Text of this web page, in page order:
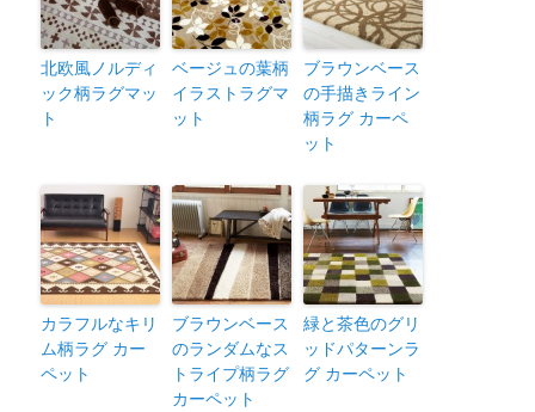
北欧風ノルディ
ック柄ラグマッ
ト
ベージュの葉柄
イラストラグマ
ット
ブラウンベース
の手描きライン
柄ラグ カーペ
ット
カラフルなキリ
ム柄ラグ カー
ペット
ブラウンベース
のランダムなス
トライプ柄ラグ
カーペット
緑と茶色のグリ
ッドパターンラ
グ カーペット